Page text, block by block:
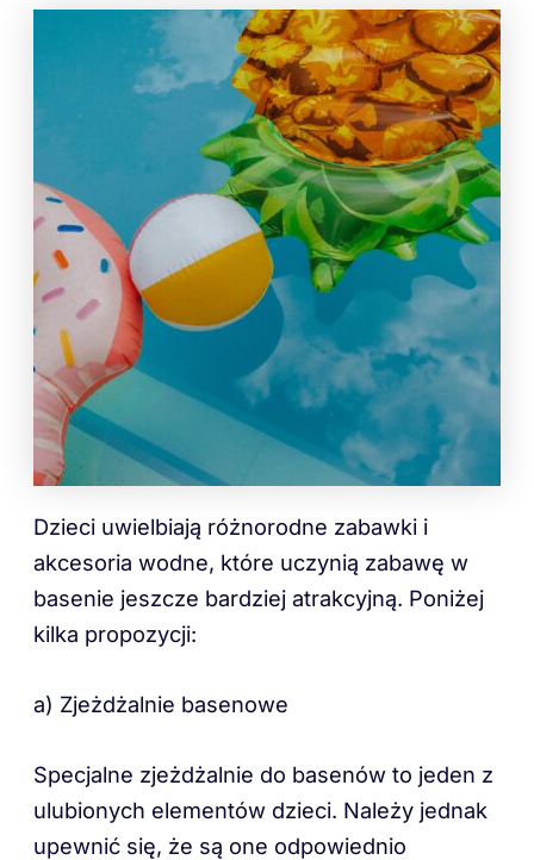
Dzieci uwielbiają różnorodne zabawki i
akcesoria wodne, które uczynią zabawę w
basenie jeszcze bardziej atrakcyjną. Poniżej
kilka propozycji:
a) Zjeżdżalnie basenowe
Specjalne zjeżdżalnie do basenów to jeden z
ulubionych elementów dzieci. Należy jednak
upewnić się, że są one odpowiednio